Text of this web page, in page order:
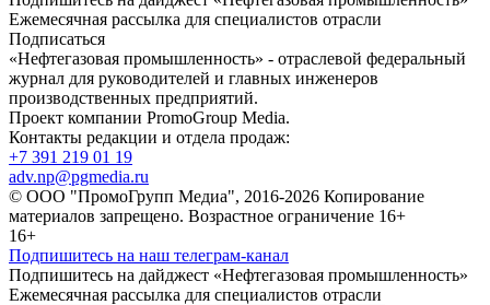
Ежемесячная рассылка для специалистов отрасли
Подписаться
«Нефтегазовая промышленность» - отраслевой федеральный
журнал для руководителей и главных инженеров
производственных предприятий.
Проект компании PromoGroup Media.
Контакты редакции и отдела продаж:
+7 391 219 01 19
adv.np@pgmedia.ru
© ООО "ПромоГрупп Медиа", 2016-2026 Копирование
материалов запрещено. Возрастное ограничение 16+
16+
Подпишитесь на наш телеграм-канал
Подпишитесь на дайджест «Нефтегазовая промышленность»
Ежемесячная рассылка для специалистов отрасли